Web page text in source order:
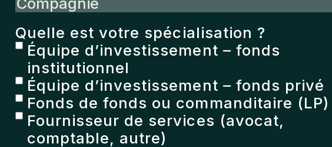
Quelle est votre spécialisation ?
Équipe d’investissement – fonds
institutionnel
Équipe d’investissement – fonds privé
Fonds de fonds ou commanditaire (LP)
Fournisseur de services (avocat,
comptable, autre)